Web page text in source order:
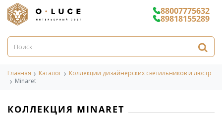
88007775632
89818155289
Главная Каталог
Коллекции дизайнерских светильников и люстр
Minaret
КОЛЛЕКЦИЯ MINARET